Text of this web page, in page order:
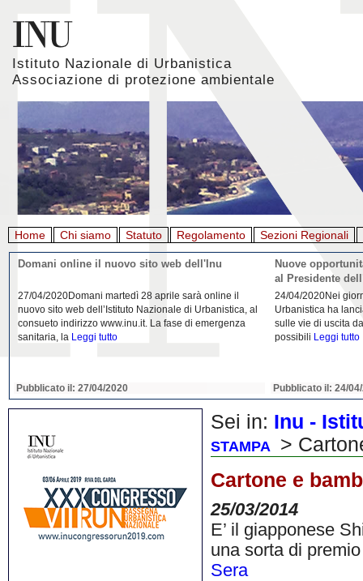
Istituto Nazionale di Urbanistica
Associazione di protezione ambientale
Home Chi siamo Statuto Regolamento Sezioni Regionali
Giornata mondiale della Terra, l'appello di Inu e
22/04/2020L'Istituto Nazionale di Urbanistica (INU) e
l’Associazione italiana di architettura del paesaggio
(AIAPP) in occasione della Giornata Mondiale della
Terra 2020Leggi tutto
Pubblicato il: 22/04/2020
La
21/04/
riflessione da parte
Domenico Moccia.
dell'architettura
Pubblicato il: 22/
Sei in: Inu -
STAMPA
>
Cartone e
25/03/2014
E’ il giapponese
una sorta di
Sera